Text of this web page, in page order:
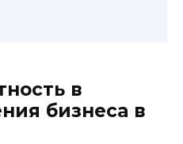
в
бизнеса в